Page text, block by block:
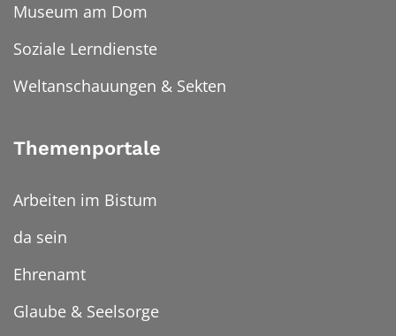
Museum am Dom
Soziale Lerndienste
Weltanschauungen & Sekten
Themenportale
Arbeiten im Bistum
da sein
Ehrenamt
Glaube & Seelsorge